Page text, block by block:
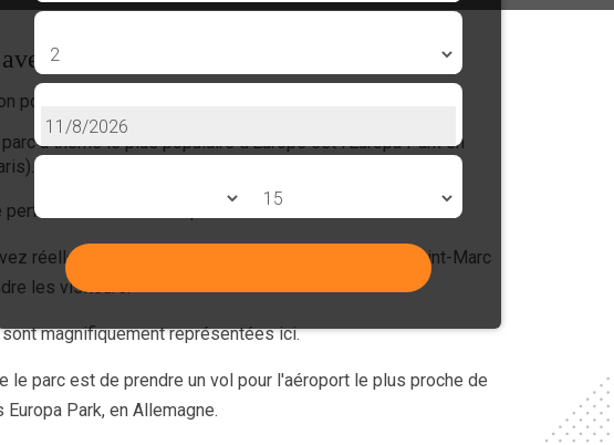
des transferts aéroport privés
pour les enfants, les enfants et les adultes.
à thème le plus populaire d'Europe est l'Europa Park en
et l'attention portée aux détails est fascinante.
réellement vous marier), à l'Italie avec une place Saint-Marc
les visiteurs.
magnifiquement représentées ici.
parc est de prendre un vol pour l'aéroport le plus proche de
Park, en Allemagne.